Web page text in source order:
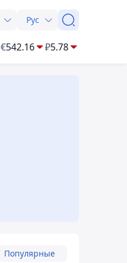
Рус
€542.16 ₽5.78
Популярные